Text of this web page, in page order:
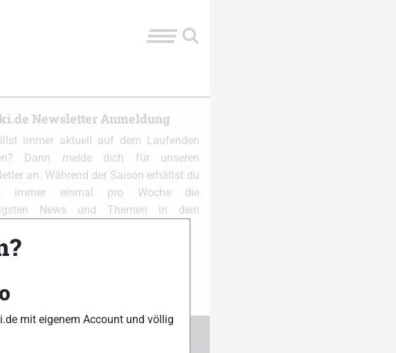
Newsletter Anmeldung
immer aktuell auf dem Laufenden
Dann melde dich für unseren
an. Während der Saison erhältst du
immer einmal pro Woche die
News und Themen in dein
mit eigenem Account und völlig